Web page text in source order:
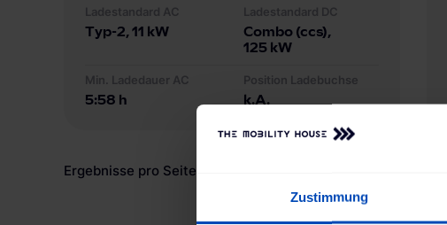
Zustimmung
Ladestandard AC
Typ-2, 11 kW
Ladestandard DC
Combo (ccs),
125 kW
Min. Ladedauer AC
5:58 h
Position Ladebuchse
k.A.
Ergebnisse pro Seite